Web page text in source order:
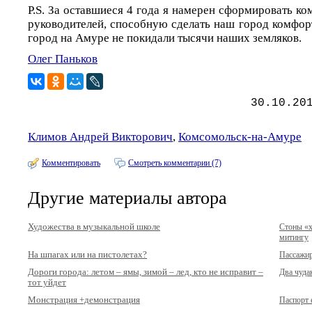
P.S. За оставшиеся 4 года я намерен сформировать
руководителей, способную сделать наш город
город на Амуре не покидали тысячи наших земляков.
Олег Паньков
Климов Андрей Викторович, Комсомольск-на-Амуре
Комментировать Смотреть комментарии (7)
Другие материалы автора
Художества в музыкальной школе
Стоны
митингу
На шпагах или на пистолетах?
Дороги города: летом – ямы, зимой – лед, кто не исправит –
тот уйдет
Два
Монстрация +демонстрация
Паспорт